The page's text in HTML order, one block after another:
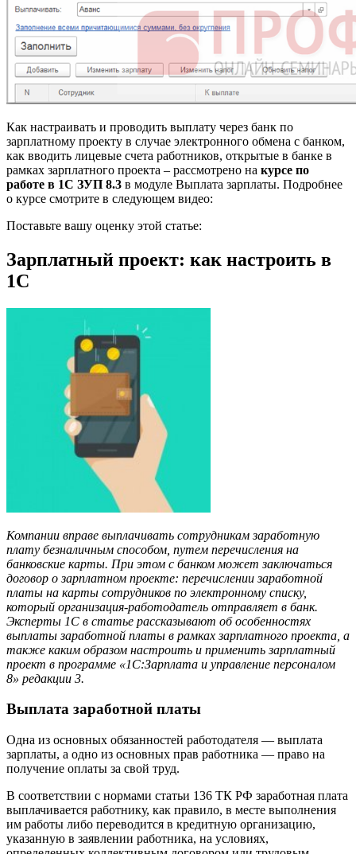
Как настраивать и проводить выплату через банк по
зарплатному проекту в случае электронного обмена с банком,
как вводить лицевые счета работников, открытые в банке в
рамках зарплатного проекта – рассмотрено на курсе по
работе в 1С ЗУП 8.3 в модуле Выплата зарплаты. Подробнее
о курсе смотрите в следующем видео:
Поставьте вашу оценку этой статье:
Зарплатный проект: как настроить в
1С
Компании вправе выплачивать сотрудникам заработную
плату безналичным способом, путем перечисления на
банковские карты. При этом с банком может заключаться
договор о зарплатном проекте: перечислении заработной
платы на карты сотрудников по электронному списку,
который организация-работодатель отправляет в банк.
Эксперты 1С в статье рассказывают об особенностях
выплаты заработной платы в рамках зарплатного проекта, а
также каким образом настроить и применить зарплатный
проект в программе «1С:Зарплата и управление персоналом
8» редакции 3.
Выплата заработной платы
Одна из основных обязанностей работодателя — выплата
зарплаты, а одно из основных прав работника — право на
получение оплаты за свой труд.
В соответствии с нормами статьи 136 ТК РФ заработная плата
выплачивается работнику, как правило, в месте выполнения
им работы либо переводится в кредитную организацию,
указанную в заявлении работника, на условиях,